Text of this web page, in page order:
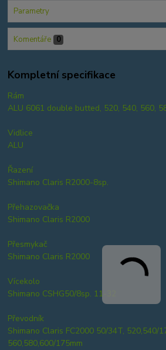
Parametry
Komentáře 0
Kompletní specifikace
Rám
ALU 6061 double butted, 520, 540, 560,
Vidlice
ALU
Řazení
Shimano Claris R2000-8sp.
Přehazovačka
Shimano Claris R2000
Přesmykač
Shimano Claris R2000
Vícekolo
Shimano CSHG50/8sp. 11-32
Převodník
Shimano Claris FC2000 50/34T, 520,540/
560,580,600/175mm